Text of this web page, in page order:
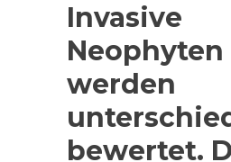
Invasive
Neophyten
werden
bewertet.